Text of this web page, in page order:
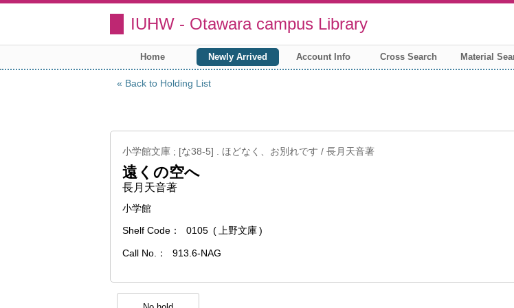
IUHW - Otawara campus Library
Home Newly Arrived Account Info Cross Search Material
Back to Holding List
小学館文庫 ; [な38-5] . ほどなく、お別れです / 長月天音著
遠くの空へ
長月天音著
小学館
Shelf Code
0105 上野文庫
Call No. 913.6-NAG